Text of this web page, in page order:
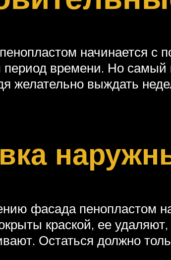
начинается с
времени. Но
желательно выждать
фасада пенопластом
краской, ее
Остаться должно